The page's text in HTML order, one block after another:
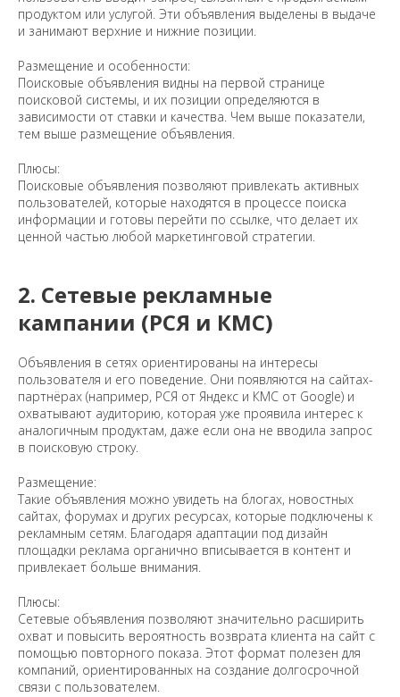
продуктом или услугой. Эти объявления выделены в выдаче
и занимают верхние и нижние позиции.
Размещение и особенности:
Поисковые объявления видны на первой странице
поисковой системы, и их позиции определяются в
зависимости от ставки и качества. Чем выше показатели,
тем выше размещение объявления.
Плюсы:
Поисковые объявления позволяют привлекать активных
пользователей, которые находятся в процессе поиска
информации и готовы перейти по ссылке, что делает их
ценной частью любой маркетинговой стратегии.
2. Сетевые рекламные
кампании (РСЯ и КМС)
Объявления в сетях ориентированы на интересы
пользователя и его поведение. Они появляются на сайтах-
партнёрах (например, РСЯ от Яндекс и КМС от Google) и
охватывают аудиторию, которая уже проявила интерес к
аналогичным продуктам, даже если она не вводила запрос
в поисковую строку.
Размещение:
Такие объявления можно увидеть на блогах, новостных
сайтах, форумах и других ресурсах, которые подключены к
рекламным сетям. Благодаря адаптации под дизайн
площадки реклама органично вписывается в контент и
привлекает больше внимания.
Плюсы:
Сетевые объявления позволяют значительно расширить
охват и повысить вероятность возврата клиента на сайт с
помощью повторного показа. Этот формат полезен для
компаний, ориентированных на создание долгосрочной
связи с пользователем.